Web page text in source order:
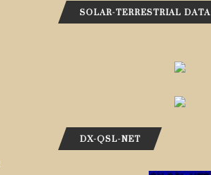
SOLAR-TERRESTRIAL DATA
DX-QSL-NET